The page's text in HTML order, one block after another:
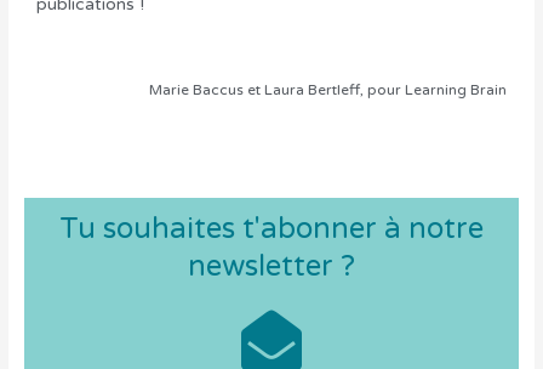
publications !
Marie Baccus et Laura Bertleff, pour Learning Brain
Tu souhaites t'abonner à notre
newsletter ?